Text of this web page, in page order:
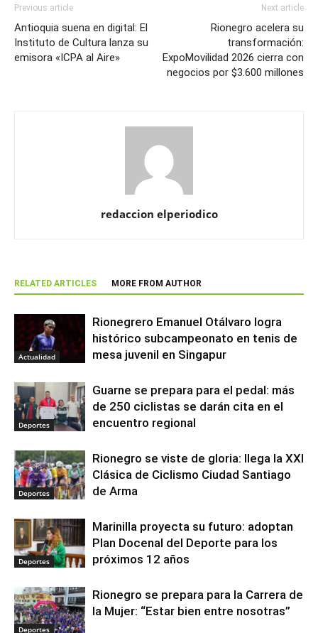
Previous article
Antioquia suena en digital: El
Instituto de Cultura lanza su
emisora «ICPA al Aire»
Next article
Rionegro acelera su
transformación:
ExpoMovilidad 2026 cierra con
negocios por $3.600 millones
redaccion elperiodico
RELATED ARTICLES MORE FROM AUTHOR
Actualidad
Rionegrero Emanuel Otálvaro logra
histórico subcampeonato en tenis de
mesa juvenil en Singapur
Deportes
Guarne se prepara para el pedal: más
de 250 ciclistas se darán cita en el
encuentro regional
Deportes
Rionegro se viste de gloria: llega la XXI
Clásica de Ciclismo Ciudad Santiago
de Arma
Deportes
Marinilla proyecta su futuro: adoptan
Plan Docenal del Deporte para los
próximos 12 años
Deportes
Rionegro se prepara para la Carrera de
la Mujer: “Estar bien entre nosotras”